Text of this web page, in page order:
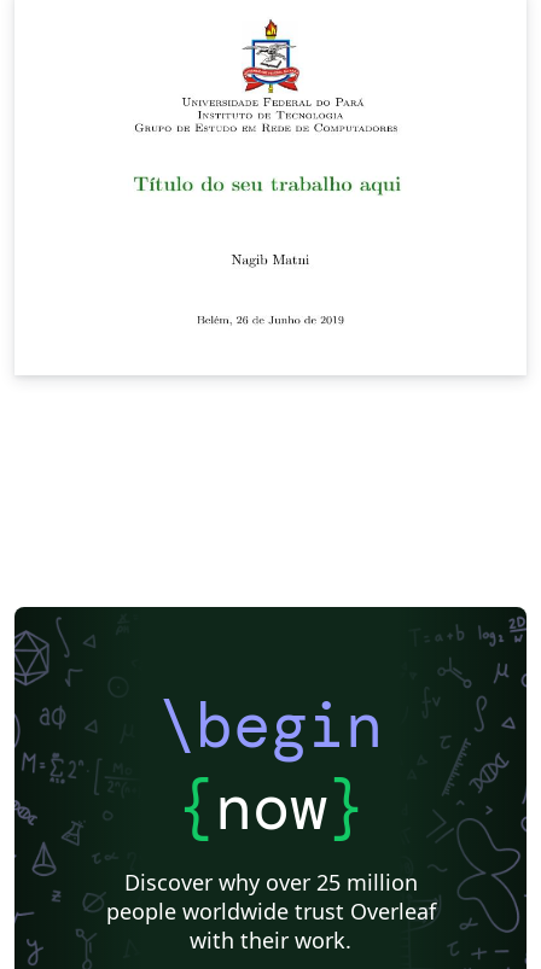
\begin
{now}
Discover why over 25 million
people worldwide trust Overleaf
with their work.